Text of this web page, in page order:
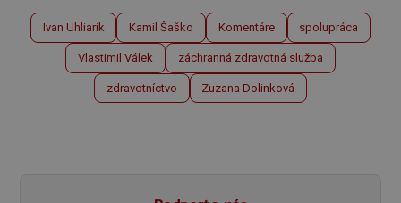
Ivan Uhliarik Kamil Šaško Komentáre spolupráca
Vlastimil Válek záchranná zdravotná služba
zdravotníctvo Zuzana Dolinková